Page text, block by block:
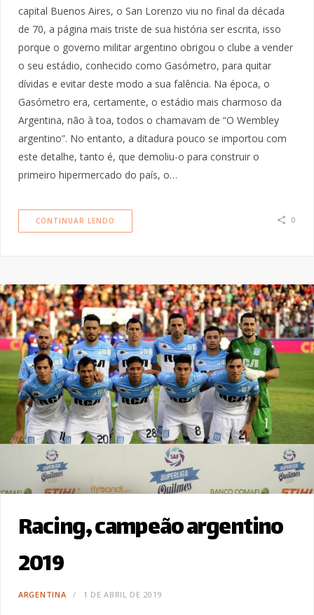
capital Buenos Aires, o San Lorenzo viu no final da década
de 70, a página mais triste de sua história ser escrita, isso
porque o governo militar argentino obrigou o clube a vender
o seu estádio, conhecido como Gasómetro, para quitar
dívidas e evitar deste modo a sua falência. Na época, o
Gasómetro era, certamente, o estádio mais charmoso da
Argentina, não à toa, todos o chamavam de “O Wembley
argentino”. No entanto, a ditadura pouco se importou com
este detalhe, tanto é, que demoliu-o para construir o
primeiro hipermercado do país, o…
CONTINUAR LENDO 0
Racing, campeão argentino
2019
ARGENTINA 1 DE ABRIL DE 2019